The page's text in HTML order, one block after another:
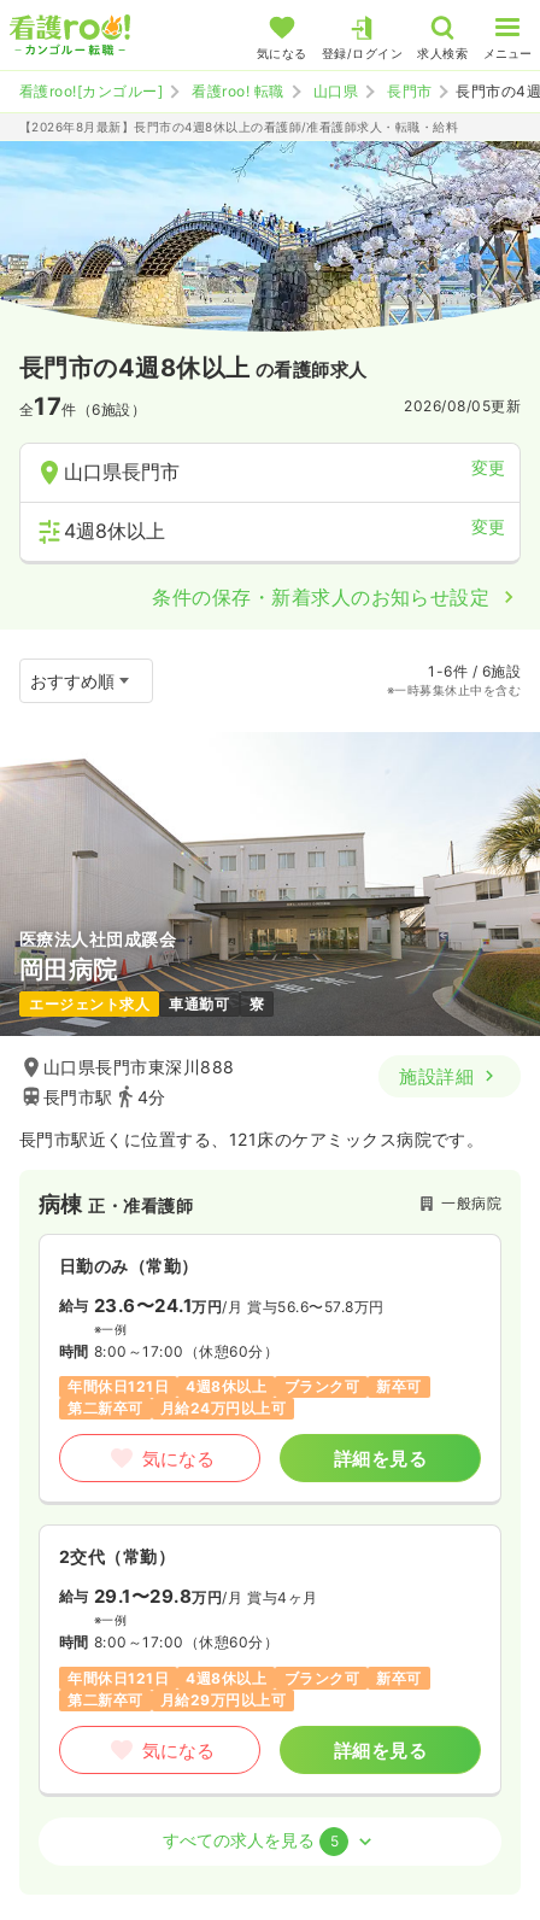
気になる 登録/ログイン 求人検索 メニュー
看護roo![カンゴルー] 看護roo! 転職 山口県 長門市 長門市の4
【2026年8月最新】長門市の4週8休以上の看護師/准看護師求人・転職・給料
長門市の4週8休以上 の看護師求人
全17件（6施設） 2026/08/05更新
山口県長門市 変更
4週8休以上 変更
条件の保存・新着求人のお知らせ設定
1-6件 / 6施設
※一時募集休止中を含む
医療法人社団成蹊会
岡田病院
エージェント求人 車通勤可 寮
山口県長門市東深川888
長門市駅
4分
施設詳細
長門市駅近くに位置する、121床のケアミックス病院です。
病棟正・准看護師 一般病院
日勤のみ（常勤）
給与 23.6〜24.1万円/月 賞与56.6〜57.8万円
※一例
時間 8:00～17:00 （休憩60分）
年間休日121日
4週8休以上 ブランク可
新卒可
第二新卒可
月給24万円以上可
気になる 詳細を見る
2交代（常勤）
給与 29.1〜29.8万円/月 賞与4ヶ月
※一例
時間 8:00～17:00 （休憩60分）
年間休日121日
4週8休以上 ブランク可
新卒可
第二新卒可
月給29万円以上可
気になる 詳細を見る
正・准看護師すべての求人を見る 5